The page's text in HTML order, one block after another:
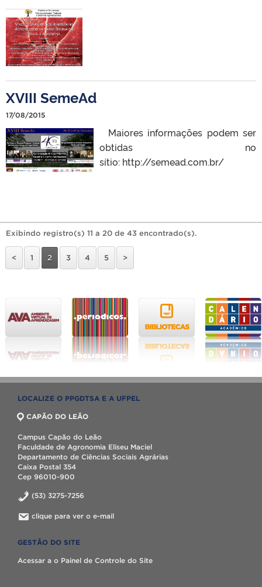
XVIII SemeAd
17/08/2015
Maiores informações podem ser
obtidas no
sítio: http://semead.com.br/
Exibindo registro(s) 11 a 20 de 43 encontrado(s).
< 1 2 3 4 5 >
LOCALIZE O PPGDTSA E A UFPEL
CAPÃO DO LEÃO
Campus Capão do Leão
Faculdade de Agronomia Eliseu Maciel
Departamento de Ciências Sociais Agrárias
Caixa Postal 354
Cep 96010-900
(53) 3275-7256
clique para ver o e-mail
GESTÃO DO SITE
Acessar a o Painel de Controle do Site